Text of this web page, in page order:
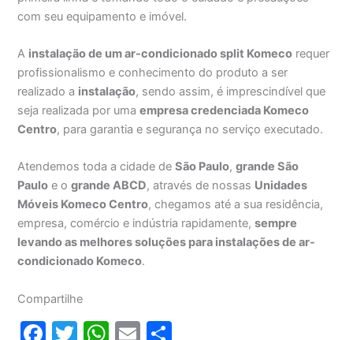
com seu equipamento e imóvel.
A instalação de um ar-condicionado split Komeco requer
profissionalismo e conhecimento do produto a ser
realizado a instalação, sendo assim, é imprescindível que
seja realizada por umaempresa credenciada Komeco
Centro, para garantia e segurança no serviço executado.
Atendemos toda a cidade deSão Paulo,grande São
Paulo e ogrande ABCD, através de nossas Unidades
Móveis Komeco Centro, chegamos até a sua residência,
empresa, comércio e indústria rapidamente,sempre
levando as melhores soluções para instalações de ar-
condicionado Komeco.
Compartilhe
F
T
W E